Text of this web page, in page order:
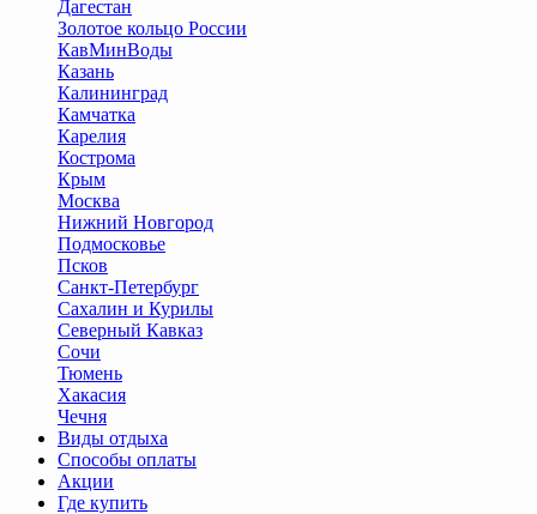
Дагестан
Золотое кольцо России
КавМинВоды
Казань
Калининград
Камчатка
Карелия
Кострома
Крым
Москва
Нижний Новгород
Подмосковье
Псков
Санкт-Петербург
Сахалин и Курилы
Северный Кавказ
Сочи
Тюмень
Хакасия
Чечня
Виды отдыха
Способы оплаты
Акции
Где купить